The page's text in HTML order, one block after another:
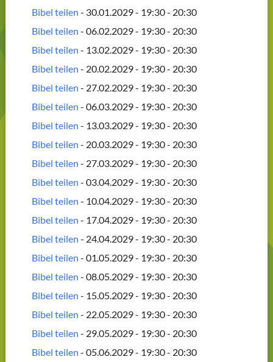
Bibel teilen - 30.01.2029 - 19:30 - 20:30
Bibel teilen - 06.02.2029 - 19:30 - 20:30
Bibel teilen - 13.02.2029 - 19:30 - 20:30
Bibel teilen - 20.02.2029 - 19:30 - 20:30
Bibel teilen - 27.02.2029 - 19:30 - 20:30
Bibel teilen - 06.03.2029 - 19:30 - 20:30
Bibel teilen - 13.03.2029 - 19:30 - 20:30
Bibel teilen - 20.03.2029 - 19:30 - 20:30
Bibel teilen - 27.03.2029 - 19:30 - 20:30
Bibel teilen - 03.04.2029 - 19:30 - 20:30
Bibel teilen - 10.04.2029 - 19:30 - 20:30
Bibel teilen - 17.04.2029 - 19:30 - 20:30
Bibel teilen - 24.04.2029 - 19:30 - 20:30
Bibel teilen - 01.05.2029 - 19:30 - 20:30
Bibel teilen - 08.05.2029 - 19:30 - 20:30
Bibel teilen - 15.05.2029 - 19:30 - 20:30
Bibel teilen - 22.05.2029 - 19:30 - 20:30
Bibel teilen - 29.05.2029 - 19:30 - 20:30
Bibel teilen - 05.06.2029 - 19:30 - 20:30